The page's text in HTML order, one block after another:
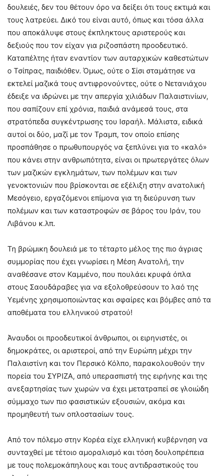
δουλειές, δεν του θέτουν όρο να δείξει ότι τους εκτιμά και
τους λατρεύει. Δικό του είναι αυτό, όπως και τόσα άλλα
που αποκάλυψε στους έκπληκτους αριστερούς και
δεξιούς που τον είχαν για ριζοσπάστη προοδευτικό.
Καταπέλτης ήταν εναντίον των αυταρχικών καθεστώτων
ο Τσίπρας, παιδιόθεν. Όμως, ούτε ο Σίσι σταμάτησε να
εκτελεί μαζικά τους αντιφρονούντες, ούτε ο Νετανιάχου
έδειξε να ιδρώνει με την απεργία χιλιάδων Παλαιστινίων,
που σαπίζουν επί χρόνια, παιδιά ανάμεσά τους, στα
στρατόπεδα συγκέντρωσης του Ισραήλ. Μάλιστα, ειδικά
αυτοί οι δύο, μαζί με τον Τραμπ, τον οποίο επίσης
προσπάθησε ο πρωθυπουργός να ξεπλύνει για το «καλό»
που κάνει στην ανθρωπότητα, είναι οι πρωτεργάτες όλων
των μαζικών εγκλημάτων, των πολέμων και των
γενοκτονιών που βρίσκονται σε εξέλιξη στην ανατολική
Μεσόγειο, εργαζόμενοι επίμονα για τη διεύρυνση των
πολέμων και των καταστροφών σε βάρος του Ιράν, του
Λιβάνου κ.λπ.
Τη βρώμικη δουλειά με το τέταρτο μέλος της πιο άγριας
συμμορίας που έχει γνωρίσει η Μέση Ανατολή, την
αναθέσανε στον Καμμένο, που πουλάει κρυφά όπλα
στους Σαουδάραβες για να εξολοθρεύσουν το λαό της
Υεμένης χρησιμοποιώντας και σφαίρες και βόμβες από τα
αποθέματα του ελληνικού στρατού!
Άναυδοι οι προοδευτικοί άνθρωποι, οι ειρηνιστές, οι
δημοκράτες, οι αριστεροί, από την Ευρώπη μέχρι την
Παλαιστίνη και τον Περσικό Κόλπο, παρακολουθούν την
πορεία του ΣΥΡΙΖΑ, από υπερασπιστή της ειρήνης και της
ανεξαρτησίας των χωρών να έχει μετατραπεί σε γλοιώδη
σύμμαχο των πιο φασιστικών εξουσιών, ακόμα και
προμηθευτή των οπλοστασίων τους.
Από τον πόλεμο στην Κορέα είχε ελληνική κυβέρνηση να
συνταχθεί με τέτοιο αμοραλισμό και τόση δουλοπρέπεια
με τους πολεμοκάπηλους και τους αντιδραστικούς του